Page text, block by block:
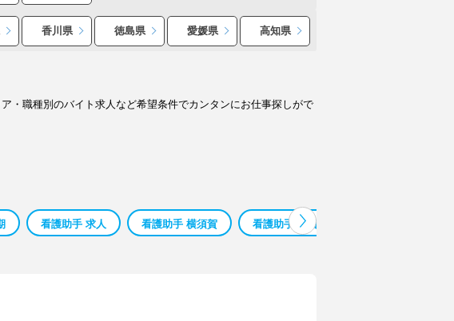
香川県 徳島県 愛媛県 高知県
・職種別のバイト求人など希望条件でカンタンにお仕事探しがで
看護助手 求人 看護助手 横須賀 看護助手 無資格